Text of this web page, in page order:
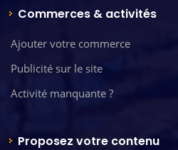
Commerces & activités
Ajouter votre commerce
Publicité sur le site
Activité manquante ?
Proposez votre contenu